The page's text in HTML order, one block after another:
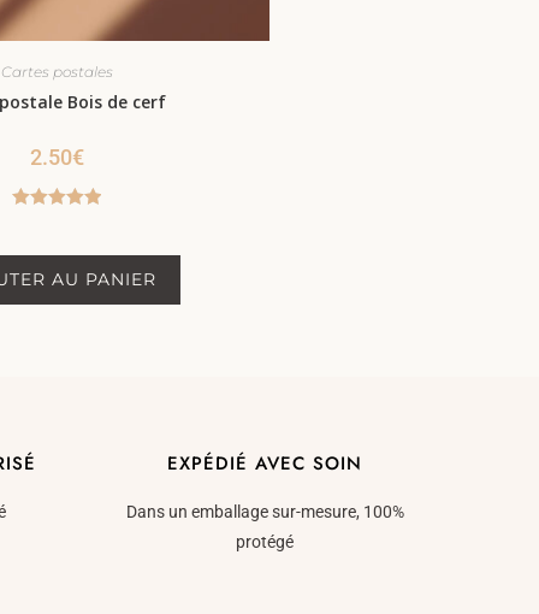
Cartes postales
Bois de cerf
2.50€
AU PANIER
EXPÉDIÉ AVEC SOIN
Dans un emballage sur-mesure, 100%
protégé